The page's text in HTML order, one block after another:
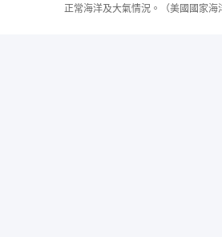
正常海洋及大氣情況。（美國國家海